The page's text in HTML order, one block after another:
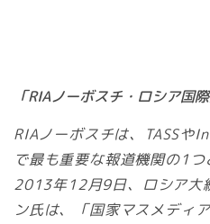
「RIAノーボスチ・ロシア国
RIAノーボスチは、TASS
で最も重要な報道機関の1つ
2013年12月9日、ロシア大
ン氏は、「国家マスメディ